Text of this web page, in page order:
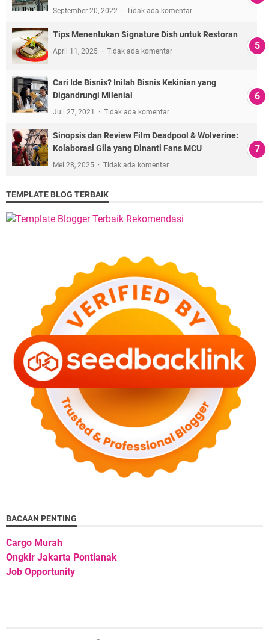
September 20, 2022 Tidak ada komentar
Tips Menentukan Signature Dish untuk Restoran
April 11, 2025 Tidak ada komentar
Cari Ide Bisnis? Inilah Bisnis Kekinian yang
Digandrungi Milenial
Juli 27, 2021 Tidak ada komentar
Sinopsis dan Review Film Deadpool & Wolverine:
Kolaborasi Gila yang Dinanti Fans MCU
Mei 28, 2025 Tidak ada komentar
TEMPLATE BLOG TERBAIK
BACAAN PENTING
Cargo Murah
Ongkir Jakarta Pontianak
Job Opportunity